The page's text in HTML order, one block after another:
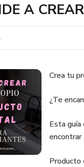
A
Crea tu
¿Te
Esta guía
Producto